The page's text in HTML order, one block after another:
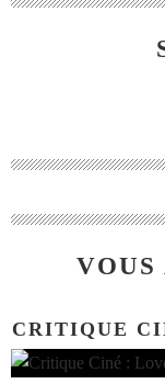
CRITIQUE